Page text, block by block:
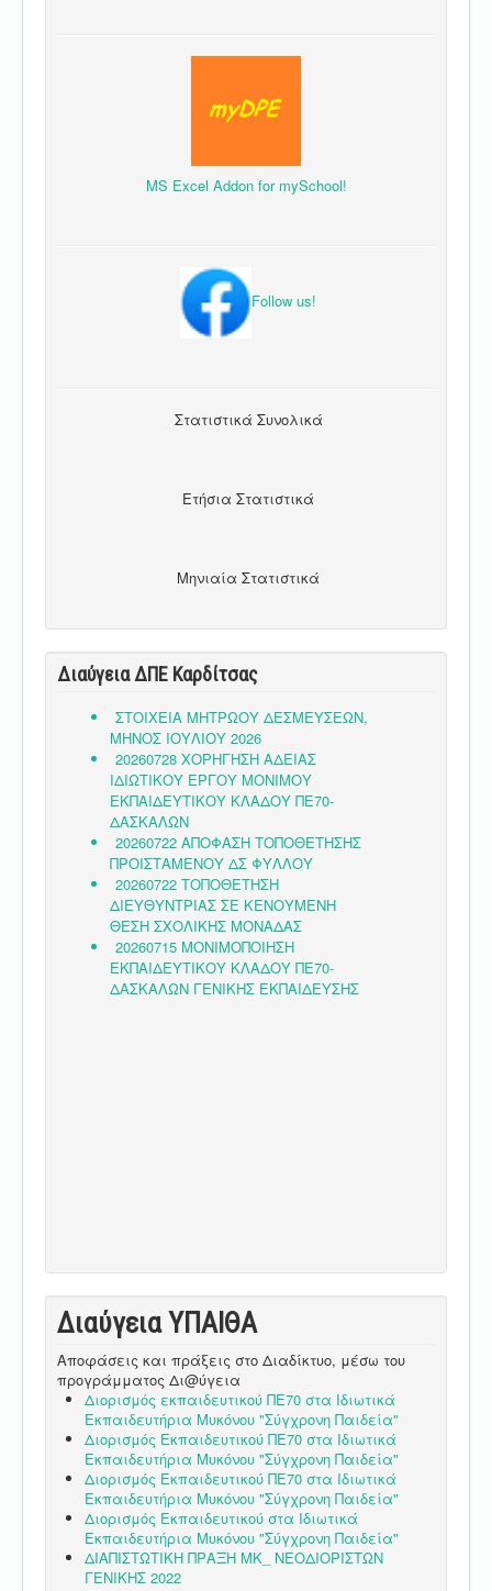
MS Excel Addon for mySchool!
Follow us!
Στατιστικά Συνολικά
Ετήσια Στατιστικά
Μηνιαία Στατιστικά
Διαύγεια ΔΠΕ Καρδίτσας
Διαύγεια ΥΠΑΙΘA
Αποφάσεις και πράξεις στο Διαδίκτυο, μέσω του
προγράμματος Δι@ύγεια
Διορισμός εκπαιδευτικού ΠΕ70 στα Ιδιωτικά
Εκπαιδευτήρια Μυκόνου "Σύγχρονη Παιδεία"
Διορισμός Εκπαιδευτικού ΠΕ70 στα Ιδιωτικά
Εκπαιδευτήρια Μυκόνου "Σύγχρονη Παιδεία"
Διορισμός Εκπαιδευτικού ΠΕ70 στα Ιδιωτικά
Εκπαιδευτήρια Μυκόνου "Σύγχρονη Παιδεία"
Διορισμός Εκπαιδευτικού στα Ιδιωτικά
Εκπαιδευτήρια Μυκόνου "Σύγχρονη Παιδεία"
ΔΙΑΠΙΣΤΩΤΙΚΗ ΠΡΑΞΗ ΜΚ_ ΝΕΟΔΙΟΡΙΣΤΩΝ
ΓΕΝΙΚΗΣ 2022